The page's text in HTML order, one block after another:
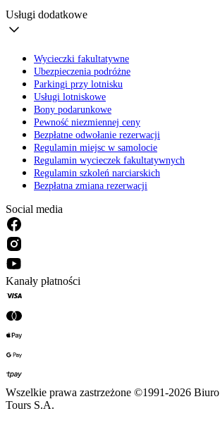
Usługi dodatkowe
Wycieczki fakultatywne
Ubezpieczenia podróżne
Parkingi przy lotnisku
Usługi lotniskowe
Bony podarunkowe
Pewność niezmiennej ceny
Bezpłatne odwołanie rezerwacji
Regulamin miejsc w samolocie
Regulamin wycieczek fakultatywnych
Regulamin szkoleń narciarskich
Bezpłatna zmiana rezerwacji
Social media
Kanały płatności
Wszelkie prawa zastrzeżone ©1991-2026
Tours S.A.